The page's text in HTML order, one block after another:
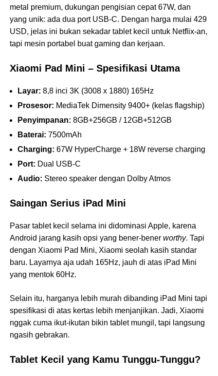
metal premium, dukungan pengisian cepat 67W, dan
yang unik: ada dua port USB-C. Dengan harga mulai 429
USD, jelas ini bukan sekadar tablet kecil untuk Netflix-an,
tapi mesin portabel buat gaming dan kerjaan.
Xiaomi Pad Mini – Spesifikasi Utama
Layar: 8,8 inci 3K (3008 x 1880) 165Hz
Prosesor: MediaTek Dimensity 9400+ (kelas flagship)
Penyimpanan: 8GB+256GB / 12GB+512GB
Baterai: 7500mAh
Charging: 67W HyperCharge + 18W reverse charging
Port: Dual USB-C
Audio: Stereo speaker dengan Dolby Atmos
Saingan Serius iPad Mini
Pasar tablet kecil selama ini didominasi Apple, karena
Android jarang kasih opsi yang bener-bener worthy. Tapi
dengan Xiaomi Pad Mini, Xiaomi seolah kasih standar
baru. Layarnya aja udah 165Hz, jauh di atas iPad Mini
yang mentok 60Hz.
Selain itu, harganya lebih murah dibanding iPad Mini tapi
spesifikasi di atas kertas lebih menjanjikan. Jadi, Xiaomi
nggak cuma ikut-ikutan bikin tablet mungil, tapi langsung
ngasih gebrakan.
Tablet Kecil yang Kamu Tunggu-Tunggu?